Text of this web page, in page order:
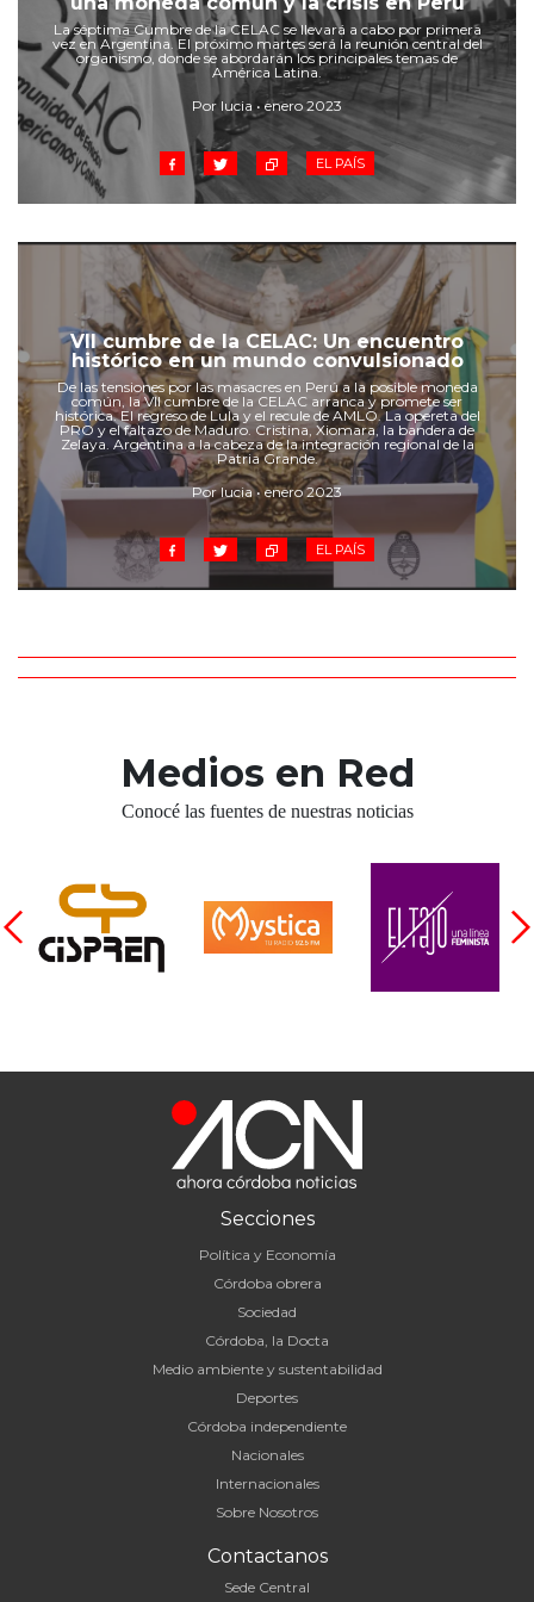
Cruz del Eje
Corredor de Ansenuza
La Carlota y zona
Laboulaye y sur
Bell Ville
Río Tercero
Despeñaderos
La séptima Cumbre de la CELAC se llevará a cabo por primera
vez en Argentina. El próximo martes será la reunión central del
organismo, donde se abordarán los principales temas de
América Latina.
Por lucia • enero 2023
EL PAÍS
VII cumbre de la CELAC: Un encuentro
histórico en un mundo convulsionado
De las tensiones por las masacres en Perú a la posible moneda
común, la VII cumbre de la CELAC arranca y promete ser
histórica. El regreso de Lula y el recule de AMLO. La opereta del
PRO y el faltazo de Maduro. Cristina, Xiomara, la bandera de
Zelaya. Argentina a la cabeza de la integración regional de la
Patria Grande.
Por lucia • enero 2023
EL PAÍS
Medios en Red
Conocé las fuentes de nuestras noticias
Secciones
Política y Economía
Córdoba obrera
Sociedad
Córdoba, la Docta
Medio ambiente y sustentabilidad
Deportes
Córdoba independiente
Nacionales
Internacionales
Sobre Nosotros
Contactanos
Sede Central